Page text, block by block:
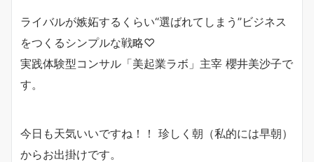
ライバルが嫉妬するくらい“選ばれてしまう”ビジネス
をつくるシンプルな戦略♡
実践体験型コンサル「美起業ラボ」主宰 櫻井美沙子で
す。
今日も天気いいですね！！ 珍しく朝（私的には早朝）
からお出掛けです。